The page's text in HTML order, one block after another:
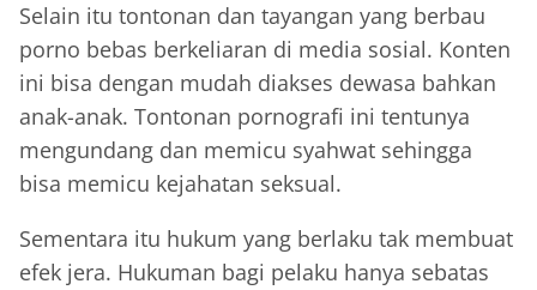
Selain itu tontonan dan tayangan yang berbau
porno bebas berkeliaran di media sosial. Konten
ini bisa dengan mudah diakses dewasa bahkan
anak-anak. Tontonan pornografi ini tentunya
mengundang dan memicu syahwat sehingga
bisa memicu kejahatan seksual.
Sementara itu hukum yang berlaku tak membuat
efek jera. Hukuman bagi pelaku hanya sebatas